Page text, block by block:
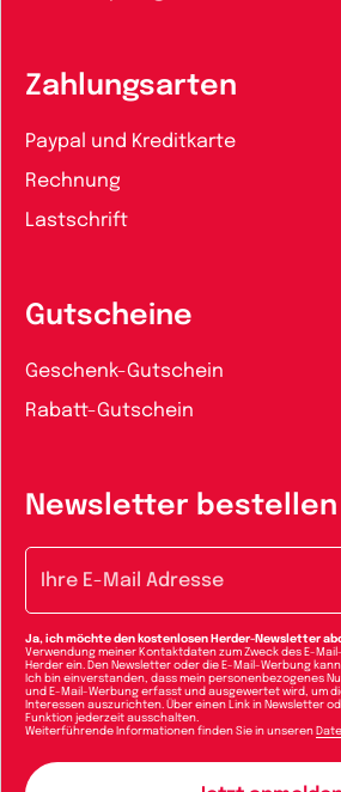
Zahlungsarten
Paypal und Kreditkarte
Rechnung
Lastschrift
Gutscheine
Geschenk-Gutschein
Rabatt-Gutschein
Newsletter bestellen
Ja, ich möchte den kostenlosen Herder-Newsletter
Verwendung meiner Kontaktdaten zum Zweck des E-
Herder ein. Den Newsletter oder die E-Mail-Werbung
Ich bin einverstanden, dass mein personenbezogenes
und E-Mail-Werbung erfasst und ausgewertet wird, um
Interessen auszurichten. Über einen Link in Newsletter
Funktion jederzeit ausschalten.
Weiterführende Informationen finden Sie in unseren